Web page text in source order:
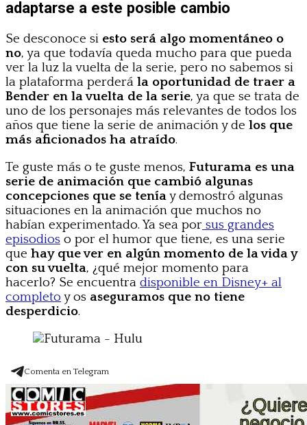
adaptarse a este posible cambio
Se desconoce si esto será algo momentáneo o
no, ya que todavía queda mucho para que pueda
ver la luz la vuelta de la serie, pero no sabemos si
la plataforma perderá la oportunidad de traer a
Bender en la vuelta de la serie, ya que se trata de
uno de los personajes más relevantes de todos los
años que tiene la serie de animación y de los que
más aficionados ha atraído.
Te guste más o te guste menos, Futurama es una
serie de animación que cambió algunas
concepciones que se teníay demostró algunas
situaciones en la animación que muchos no
habían experimentado. Ya sea por sus grandes
episodios o por el humor que tiene, es una serie
que hay que ver en algún momento de la vida y
con su vuelta, ¿qué mejor momento para
hacerlo? Se encuentra disponible en Disney+ al
completoy os aseguramos que no tiene
desperdicio.
Comenta en Telegram